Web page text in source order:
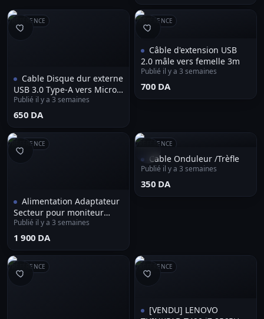
RÉFÉRENCE
Cable Disque dur externe
USB 3.0 Type-A vers Micro
B 50cm 1.5m 5m
Publié il y a 3 semaines
⁦650 DA⁩
RÉFÉRENCE
Câble d'extension USB
2.0 mâle vers femelle 3m
Publié il y a 3 semaines
⁦700 DA⁩
RÉFÉRENCE
Alimentation Adaptateur
Secteur pour moniteur
Ecran LG 12V 3A 6.5 x
4.4mm
Publié il y a 3 semaines
⁦1 900 DA⁩
RÉFÉRENCE
Cable Onduleur /Trèfle
Publié il y a 3 semaines
⁦350 DA⁩
RÉFÉRENCE RÉFÉRENCE
[VENDU] LENOVO